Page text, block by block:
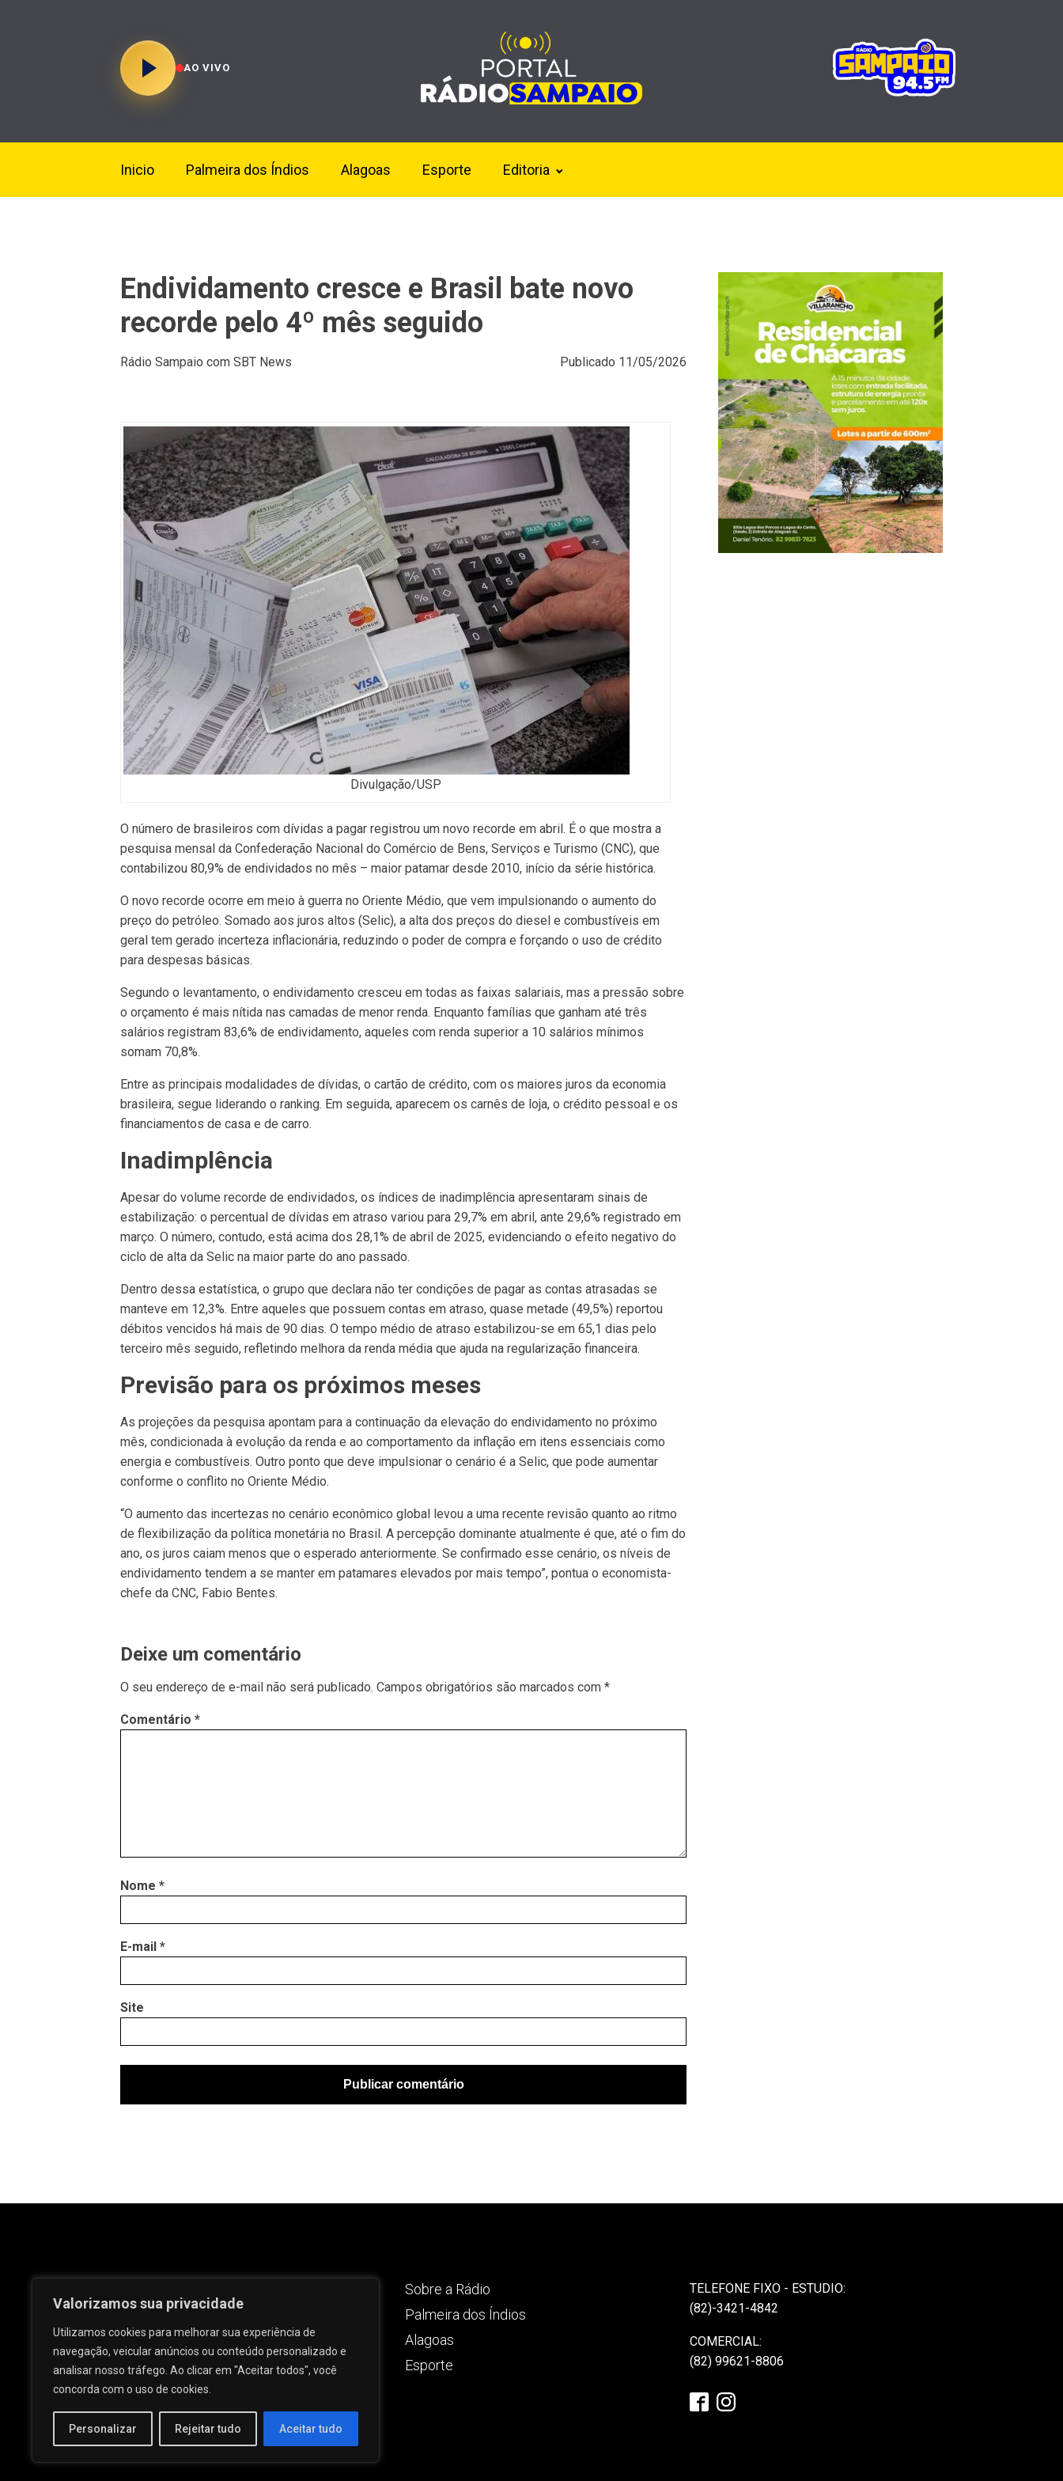
Valorizamos sua privacidade
Utilizamos cookies para melhorar sua experiência de
navegação, veicular anúncios ou conteúdo personalizado e
analisar nosso tráfego. Ao clicar em "Aceitar todos", você
concorda com o uso de cookies.
Personalizar Rejeitar tudo Aceitar tudo
AO VIVO
Inicio Palmeira dos Índios Alagoas Esporte Editoria
Endividamento cresce e Brasil bate novo
recorde pelo 4º mês seguido
Rádio Sampaio com SBT News Publicado 11/05/2026
Divulgação/USP
O número de brasileiros com dívidas a pagar registrou um novo recorde em abril. É o que mostra a
pesquisa mensal da Confederação Nacional do Comércio de Bens, Serviços e Turismo (CNC), que
contabilizou 80,9% de endividados no mês – maior patamar desde 2010, início da série histórica.
O novo recorde ocorre em meio à guerra no Oriente Médio, que vem impulsionando o aumento do
preço do petróleo. Somado aos juros altos (Selic), a alta dos preços do diesel e combustíveis em
geral tem gerado incerteza inflacionária, reduzindo o poder de compra e forçando o uso de crédito
para despesas básicas.
Segundo o levantamento, o endividamento cresceu em todas as faixas salariais, mas a pressão sobre
o orçamento é mais nítida nas camadas de menor renda. Enquanto famílias que ganham até três
salários registram 83,6% de endividamento, aqueles com renda superior a 10 salários mínimos
somam 70,8%.
Entre as principais modalidades de dívidas, o cartão de crédito, com os maiores juros da economia
brasileira, segue liderando o ranking. Em seguida, aparecem os carnês de loja, o crédito pessoal e os
financiamentos de casa e de carro.
Inadimplência
Apesar do volume recorde de endividados, os índices de inadimplência apresentaram sinais de
estabilização: o percentual de dívidas em atraso variou para 29,7% em abril, ante 29,6% registrado em
março. O número, contudo, está acima dos 28,1% de abril de 2025, evidenciando o efeito negativo do
ciclo de alta da Selic na maior parte do ano passado.
Dentro dessa estatística, o grupo que declara não ter condições de pagar as contas atrasadas se
manteve em 12,3%. Entre aqueles que possuem contas em atraso, quase metade (49,5%) reportou
débitos vencidos há mais de 90 dias. O tempo médio de atraso estabilizou-se em 65,1 dias pelo
terceiro mês seguido, refletindo melhora da renda média que ajuda na regularização financeira.
Previsão para os próximos meses
As projeções da pesquisa apontam para a continuação da elevação do endividamento no próximo
mês, condicionada à evolução da renda e ao comportamento da inflação em itens essenciais como
energia e combustíveis. Outro ponto que deve impulsionar o cenário é a Selic, que pode aumentar
conforme o conflito no Oriente Médio.
“O aumento das incertezas no cenário econômico global levou a uma recente revisão quanto ao ritmo
de flexibilização da política monetária no Brasil. A percepção dominante atualmente é que, até o fim do
ano, os juros caiam menos que o esperado anteriormente. Se confirmado esse cenário, os níveis de
endividamento tendem a se manter em patamares elevados por mais tempo”, pontua o economista-
chefe da CNC, Fabio Bentes.
Deixe um comentário
O seu endereço de e-mail não será publicado. Campos obrigatórios são marcados com *
Comentário *
Nome *
E-mail *
Site
Rua José e Maria Passos, nº 25 - Centro -
Palmeira dos Índios - AL.
Sobre a Rádio
Palmeira dos Índios
Alagoas
Esporte
TELEFONE FIXO - ESTUDIO:
(82)-3421-4842
COMERCIAL:
(82) 99621-8806